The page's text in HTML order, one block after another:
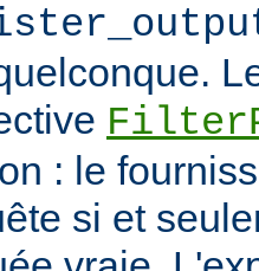
: le
si et